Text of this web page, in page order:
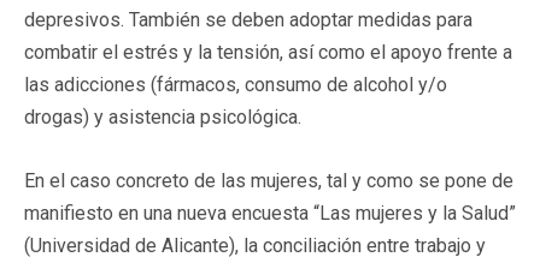
depresivos. También se deben adoptar medidas para
combatir el estrés y la tensión, así como el apoyo frente a
las adicciones (fármacos, consumo de alcohol y/o
drogas) y asistencia psicológica.
En el caso concreto de las mujeres, tal y como se pone de
manifiesto en una nueva encuesta “Las mujeres y la Salud”
(Universidad de Alicante), la conciliación entre trabajo y